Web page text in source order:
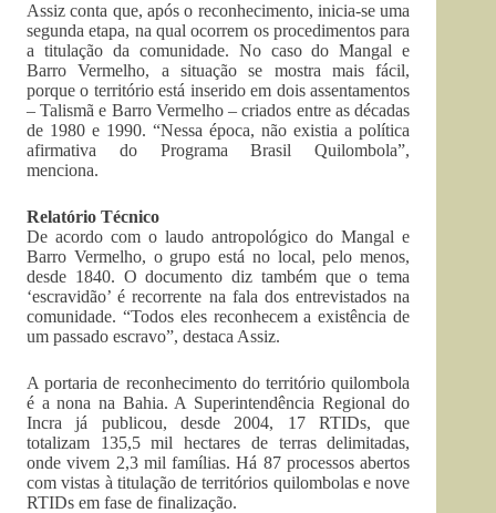
Assiz conta que, após o reconhecimento, inicia-se uma
segunda etapa, na qual ocorrem os procedimentos para
a titulação da comunidade. No caso do Mangal e
Barro Vermelho, a situação se mostra mais fácil,
porque o território está inserido em dois assentamentos
– Talismã e Barro Vermelho – criados entre as décadas
de 1980 e 1990. “Nessa época, não existia a política
afirmativa do Programa Brasil Quilombola”,
menciona.
Relatório Técnico
De acordo com o laudo antropológico do Mangal e
Barro Vermelho, o grupo está no local, pelo menos,
desde 1840. O documento diz também que o tema
‘escravidão’ é recorrente na fala dos entrevistados na
comunidade. “Todos eles reconhecem a existência de
um passado escravo”, destaca Assiz.
A portaria de reconhecimento do território quilombola
é a nona na Bahia. A Superintendência Regional do
Incra já publicou, desde 2004, 17 RTIDs, que
totalizam 135,5 mil hectares de terras delimitadas,
onde vivem 2,3 mil famílias. Há 87 processos abertos
com vistas à titulação de territórios quilombolas e nove
RTIDs em fase de finalização.